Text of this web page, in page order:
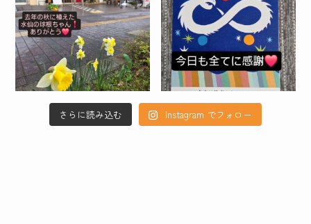
さらに読み込む Instagram でフォロー